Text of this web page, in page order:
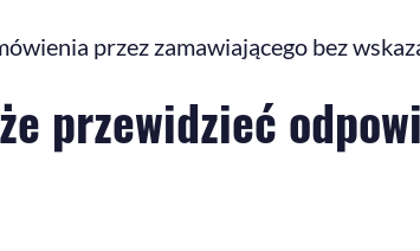
przez zamawiającego bez
przewidzieć